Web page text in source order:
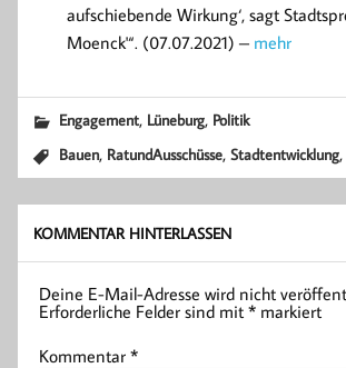
aufschiebende Wirkung‘, sagt
Moenck'“. (07.07.2021) – mehr
Engagement, Lüneburg, Politik
Bauen, RatundAusschüsse,Stadtentwicklung
KOMMENTAR HINTERLASSEN
Deine E-Mail-Adresse wird nicht
Erforderliche Felder sind mit* markiert
Kommentar*